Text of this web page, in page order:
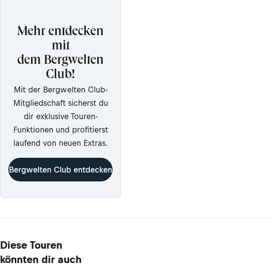
Mehr entdecken
mit
dem Bergwelten
Club!
Mit der Bergwelten Club-
Mitgliedschaft sicherst du
dir exklusive Touren-
Funktionen und profitierst
laufend von neuen Extras.
Bergwelten Club entdecken
Diese Touren
könnten dir auch